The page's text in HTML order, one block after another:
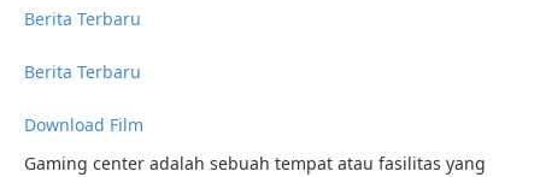
Berita Terbaru
Berita Terbaru
Download Film
Gaming center adalah sebuah tempat atau fasilitas yang